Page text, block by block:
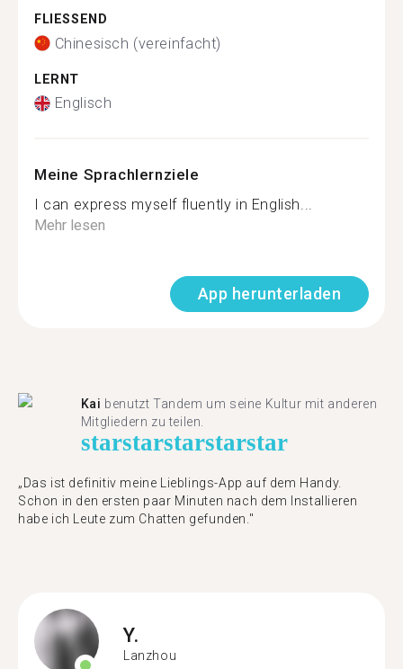
FLIESSEND
Chinesisch (vereinfacht)
LERNT
Englisch
Meine Sprachlernziele
I can express myself fluently in English...
Mehr lesen
App herunterladen
Kai benutzt Tandem um seine Kultur mit anderen
Mitgliedern zu teilen.
starstarstarstarstar
„Das ist definitiv meine Lieblings-App auf dem Handy.
Schon in den ersten paar Minuten nach dem Installieren
habe ich Leute zum Chatten gefunden."
Y.
Lanzhou